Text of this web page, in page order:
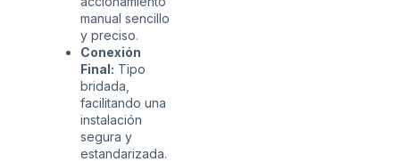
manual sencillo
y preciso.
Conexión
Final: Tipo
bridada,
facilitando una
instalación
segura y
estandarizada.